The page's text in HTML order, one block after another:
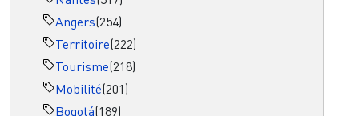
Angers(254)
Territoire(222)
Tourisme(218)
Mobilité(201)
Bogotá(189)